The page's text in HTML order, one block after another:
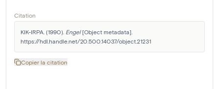
Citation
KIK-IRPA. (1990). Engel [Object metadata].
https://hdl.handle.net/20.500.14037/object.21231
Copier la citation